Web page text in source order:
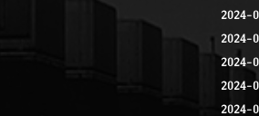
2024-
2024-
2024-
2024-
2024-